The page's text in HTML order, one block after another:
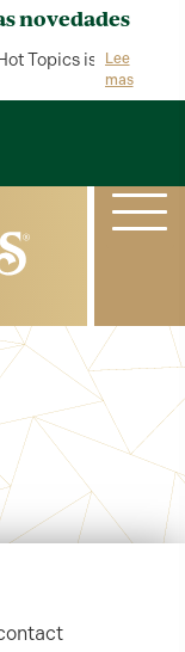
novedades
Topics is your hub
Lee
mas